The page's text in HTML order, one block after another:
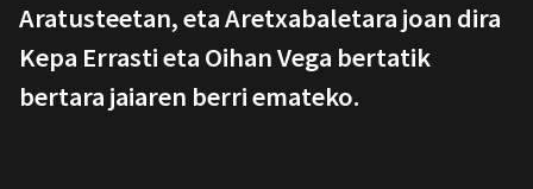
Aratusteetan, eta Aretxabaletara joan dira
Kepa Errasti eta Oihan Vega bertatik
bertara jaiaren berri emateko.